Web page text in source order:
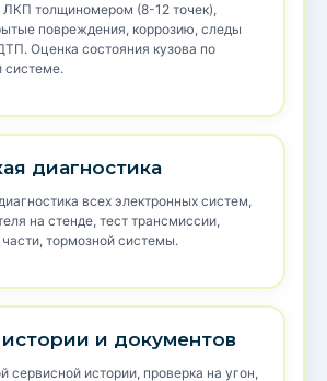
толщиномером (8-12 точек),
повреждения, коррозию, следы
Оценка состояния кузова по
системе.
диагностика
всех электронных систем,
на стенде, тест трансмиссии,
тормозной системы.
и документов
сервисной истории, проверка на угон,